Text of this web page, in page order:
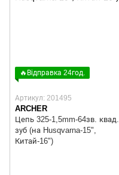
🔥Відправка 24год.
Артикул: 201495
ARCHER
Цепь 325-1,5mm-64зв. квад.
зуб (на Husqvarna-15",
Китай-16")